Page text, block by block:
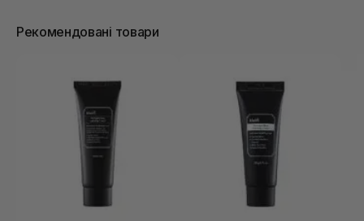
Рекомендовані товари